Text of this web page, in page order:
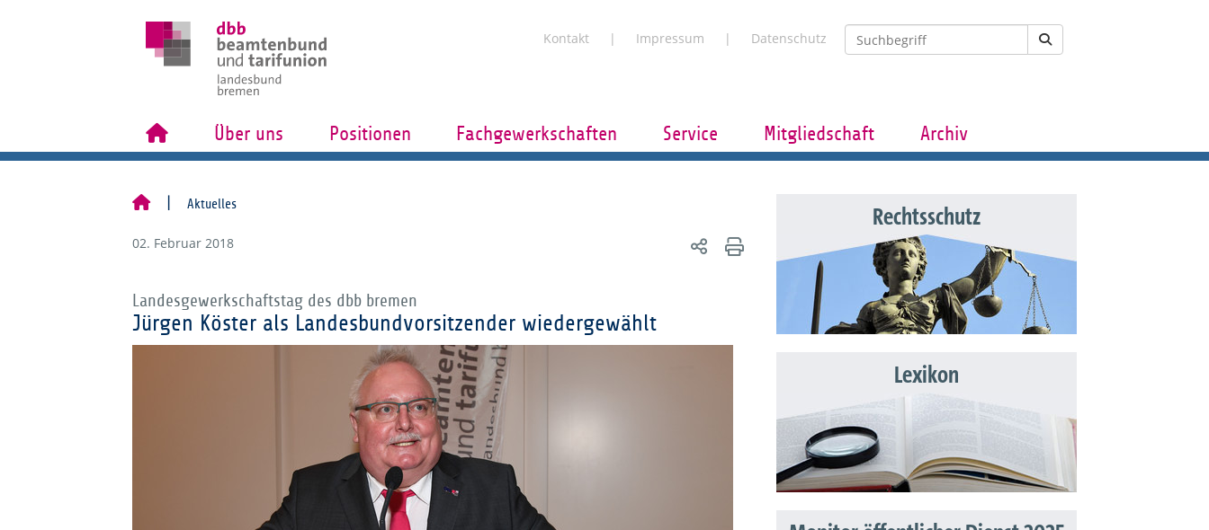
Kontakt Impressum Datenschutz
Über uns Positionen Fachgewerkschaften Service Mitgliedschaft Archiv
Aktuelles
02. Februar 2018
Landesgewerkschaftstag des dbb bremen
Jürgen Köster als Landesbundvorsitzender wiedergewählt
Rechtsschutz
Lexikon